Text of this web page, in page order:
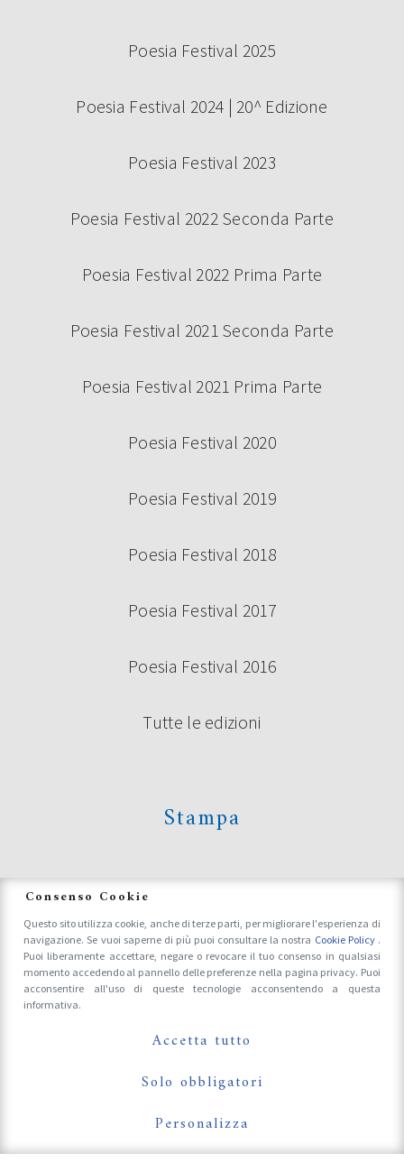
Poesia Festival 2025
Poesia Festival 2024 | 20^ Edizione
Poesia Festival 2023
Poesia Festival 2022 Seconda Parte
Poesia Festival 2022 Prima Parte
Poesia Festival 2021 Seconda Parte
Poesia Festival 2021 Prima Parte
Poesia Festival 2020
Poesia Festival 2019
Poesia Festival 2018
Poesia Festival 2017
Poesia Festival 2016
Tutte le edizioni
Stampa
Accrediti Stampa e Fotografi
Follow Us On
Consenso Cookie
Questo sito utilizza cookie, anche di terze parti, per migliorare l'esperienza di
navigazione. Se vuoi saperne di più puoi consultare la nostra Cookie Policy .
Puoi liberamente accettare, negare o revocare il tuo consenso in qualsiasi
momento accedendo al pannello delle preferenze nella pagina privacy. Puoi
acconsentire all'uso di queste tecnologie acconsentendo a questa
informativa.
Accetta tutto
Solo obbligatori
Personalizza